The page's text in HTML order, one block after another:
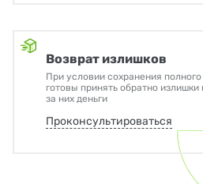
Возврат излишков
При условии сохранения
готовы принять обратно
за них деньги
Проконсультироваться